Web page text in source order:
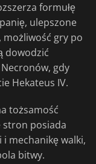
formułę
ulepszone
możliwość gry po
dowodzić
gdy
Hekateus IV.
tożsamość
stron posiada
mechanikę walki,
bitwy.